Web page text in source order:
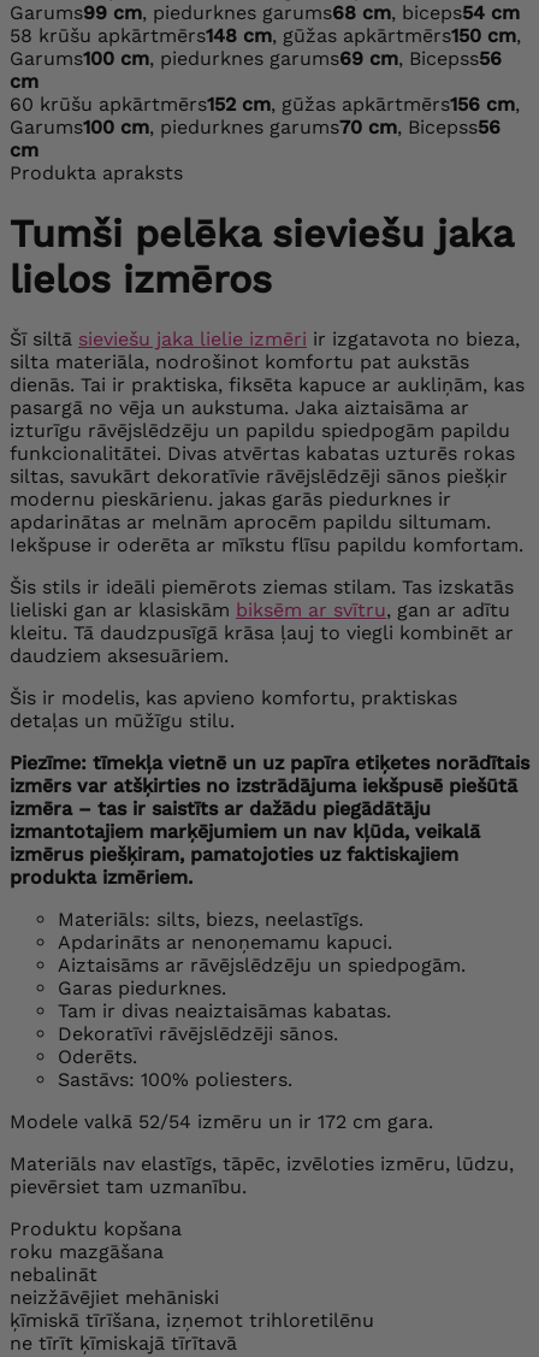
Garums99 cm, piedurknes garums68 cm, biceps54 cm
58 krūšu apkārtmērs148 cm, gūžas apkārtmērs150 cm,
Garums100 cm, piedurknes garums69 cm, Bicepss56
cm
60 krūšu apkārtmērs152 cm, gūžas apkārtmērs156 cm,
Garums100 cm, piedurknes garums70 cm, Bicepss56
cm
Produkta apraksts
Tumši pelēka sieviešu jaka
lielos izmēros
Šī siltā sieviešu jaka lielie izmēri ir izgatavota no bieza,
silta materiāla, nodrošinot komfortu pat aukstās
dienās. Tai ir praktiska, fiksēta kapuce ar aukliņām, kas
pasargā no vēja un aukstuma. Jaka aiztaisāma ar
izturīgu rāvējslēdzēju un papildu spiedpogām papildu
funkcionalitātei. Divas atvērtas kabatas uzturēs rokas
siltas, savukārt dekoratīvie rāvējslēdzēji sānos piešķir
modernu pieskārienu. jakas garās piedurknes ir
apdarinātas ar melnām aprocēm papildu siltumam.
Iekšpuse ir oderēta ar mīkstu flīsu papildu komfortam.
Šis stils ir ideāli piemērots ziemas stilam. Tas izskatās
lieliski gan ar klasiskām biksēm ar svītru, gan ar adītu
kleitu. Tā daudzpusīgā krāsa ļauj to viegli kombinēt ar
daudziem aksesuāriem.
Šis ir modelis, kas apvieno komfortu, praktiskas
detaļas un mūžīgu stilu.
Piezīme: tīmekļa vietnē un uz papīra etiķetes norādītais
izmērs var atšķirties no izstrādājuma iekšpusē piešūtā
izmēra – tas ir saistīts ar dažādu piegādātāju
izmantotajiem marķējumiem un nav kļūda, veikalā
izmērus piešķiram, pamatojoties uz faktiskajiem
produkta izmēriem.
Materiāls: silts, biezs, neelastīgs.
Apdarināts ar nenoņemamu kapuci.
Aiztaisāms ar rāvējslēdzēju un spiedpogām.
Garas piedurknes.
Tam ir divas neaiztaisāmas kabatas.
Dekoratīvi rāvējslēdzēji sānos.
Oderēts.
Sastāvs: 100% poliesters.
Modele valkā 52/54 izmēru un ir 172 cm gara.
Materiāls nav elastīgs, tāpēc, izvēloties izmēru, lūdzu,
pievērsiet tam uzmanību.
Produktu kopšana
roku mazgāšana
nebalināt
neizžāvējiet mehāniski
ķīmiskā tīrīšana, izņemot trihloretilēnu
ne tīrīt ķīmiskajā tīrītavā